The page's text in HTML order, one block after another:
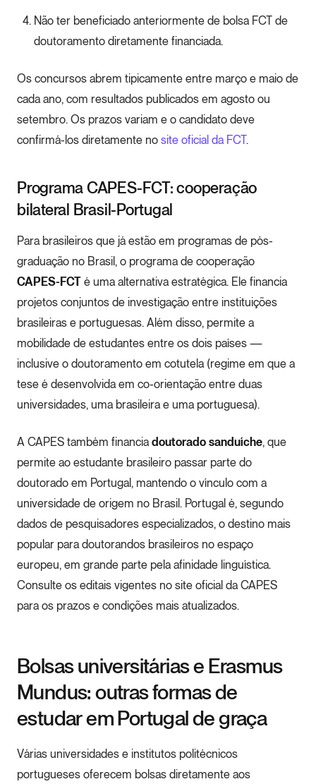
Não ter beneficiado anteriormente de bolsa FCT de
doutoramento diretamente financiada.
Os concursos abrem tipicamente entre março e maio de
cada ano, com resultados publicados em agosto ou
setembro. Os prazos variam e o candidato deve
confirmá-los diretamente no site oficial da FCT.
Programa CAPES-FCT: cooperação
bilateral Brasil-Portugal
Para brasileiros que já estão em programas de pós-
graduação no Brasil, o programa de cooperação
CAPES-FCT é uma alternativa estratégica. Ele financia
projetos conjuntos de investigação entre instituições
brasileiras e portuguesas. Além disso, permite a
mobilidade de estudantes entre os dois países —
inclusive o doutoramento em cotutela (regime em que a
tese é desenvolvida em co-orientação entre duas
universidades, uma brasileira e uma portuguesa).
A CAPES também financia doutorado sanduíche , que
permite ao estudante brasileiro passar parte do
doutorado em Portugal, mantendo o vínculo com a
universidade de origem no Brasil. Portugal é, segundo
dados de pesquisadores especializados, o destino mais
popular para doutorandos brasileiros no espaço
europeu, em grande parte pela afinidade linguística.
Consulte os editais vigentes no site oficial da CAPES
para os prazos e condições mais atualizados.
Bolsas universitárias e Erasmus
Mundus: outras formas de
estudar em Portugal de graça
Várias universidades e institutos politécnicos
portugueses oferecem bolsas diretamente aos